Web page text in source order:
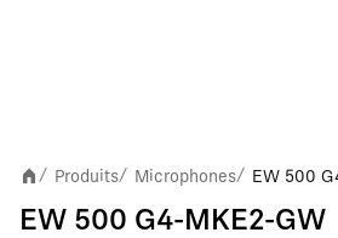
/ Produits/ Microphones/ EW 500
EW 500 G4-MKE2-GW